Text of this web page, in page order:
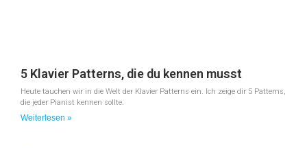
5 Klavier Patterns, die du kennen musst
Heute tauchen wir in die Welt der Klavier Patterns ein. Ich zeige dir 5 Patterns,
die jeder Pianist kennen sollte.
Weiterlesen »